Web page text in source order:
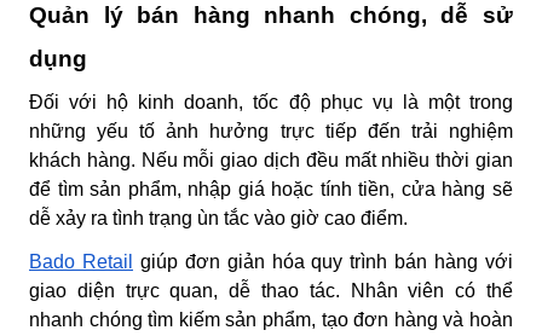
Quản lý bán hàng nhanh chóng, dễ sử
dụng
Đối với hộ kinh doanh, tốc độ phục vụ là một trong
những yếu tố ảnh hưởng trực tiếp đến trải nghiệm
khách hàng. Nếu mỗi giao dịch đều mất nhiều thời gian
để tìm sản phẩm, nhập giá hoặc tính tiền, cửa hàng sẽ
dễ xảy ra tình trạng ùn tắc vào giờ cao điểm.
Bado Retail
giúp đơn giản hóa quy trình bán hàng với
giao diện trực quan, dễ thao tác. Nhân viên có thể
nhanh chóng tìm kiếm sản phẩm, tạo đơn hàng và hoàn